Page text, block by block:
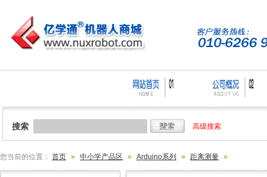
搜索 高级搜索
您当前的位置： 首页 » 中小学产品区 » Arduino系列 » 距离测量 »